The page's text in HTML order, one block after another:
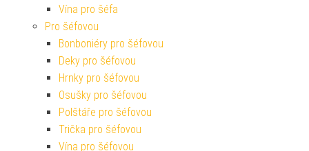
Vína pro šéfa
Pro šéfovou
Bonboniéry pro šéfovou
Deky pro šéfovou
Hrnky pro šéfovou
Osušky pro šéfovou
Polštáře pro šéfovou
Trička pro šéfovou
Vína pro šéfovou